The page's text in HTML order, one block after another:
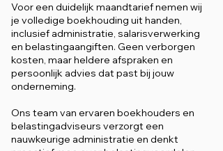
Voor een duidelijk maandtarief nemen wij
je volledige boekhouding uit handen,
inclusief administratie, salarisverwerking
en belastingaangiften. Geen verborgen
kosten, maar heldere afspraken en
persoonlijk advies dat past bij jouw
onderneming.
Ons team van ervaren boekhouders en
belastingadviseurs verzorgt een
nauwkeurige administratie en denkt